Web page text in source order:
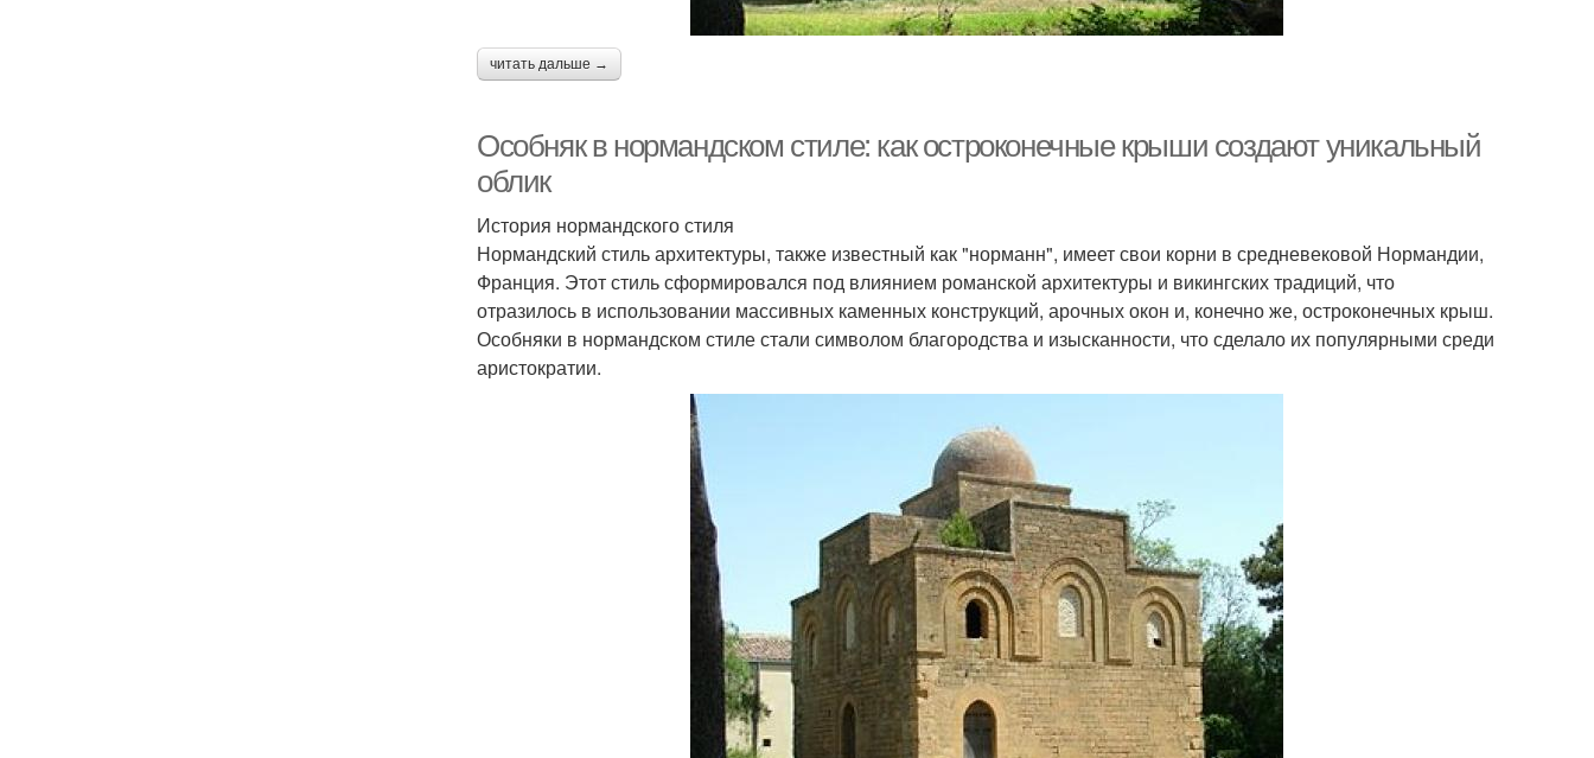
читать дальше →
Особняк в нормандском стиле: как остроконечные крыши создают уникальный
облик
История нормандского стиля
Нормандский стиль архитектуры, также известный как "норманн", имеет свои корни в средневековой Нормандии,
Франция. Этот стиль сформировался под влиянием романской архитектуры и викингских традиций, что
отразилось в использовании массивных каменных конструкций, арочных окон и, конечно же, остроконечных крыш.
Особняки в нормандском стиле стали символом благородства и изысканности, что сделало их популярными среди
аристократии.